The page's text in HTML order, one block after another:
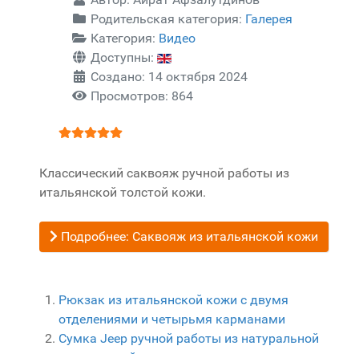
Родительская категория: Галерея
Категория: Видео
Доступны:
Создано: 14 октября 2024
Просмотров: 864
Классический саквояж ручной работы из
итальянской толстой кожи.
Подробнее: Саквояж из итальянской кожи
Рюкзак из итальянской кожи с двумя
отделениями и четырьмя карманами
Сумка Jeep ручной работы из натуральной